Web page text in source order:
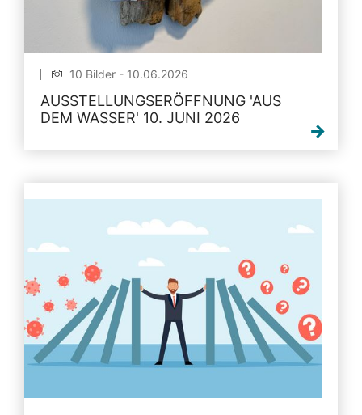
10 Bilder - 10.06.2026
AUSSTELLUNGSERÖFFNUNG 'AUS
DEM WASSER' 10. JUNI 2026